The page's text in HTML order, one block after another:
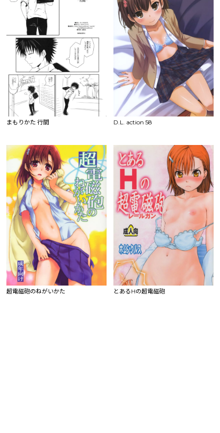
まもりかた 行間 D.L. action 58
超電磁砲のねがいかた とあるHの超電磁砲